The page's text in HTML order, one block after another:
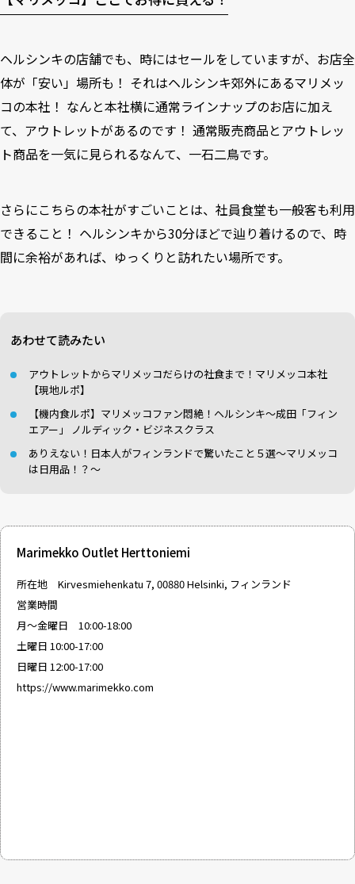
ヘルシンキの店舗でも、時にはセールをしていますが、お店全
体が「安い」場所も！ それはヘルシンキ郊外にあるマリメッ
コの本社 ！ なんと本社横に通常ラインナップのお店に加え
て、アウトレットがあるのです！ 通常販売商品とアウトレッ
ト商品を一気に見られるなんて、一石二鳥です。
さらにこちらの本社がすごいことは、社員食堂も一般客も利用
できること！ ヘルシンキから30分ほどで辿り着けるので、時
間に余裕があれば、ゆっくりと訪れたい場所です。
あわせて読みたい
アウトレットからマリメッコだらけの社食まで！マリメッコ本社
【現地ルポ】
【機内食ルポ】マリメッコファン悶絶！ヘルシンキ〜成田「フィン
エアー」 ノルディック・ビジネスクラス
ありえない！日本人がフィンランドで驚いたこと５選〜マリメッコ
は日用品！？〜
Marimekko Outlet Herttoniemi
所在地 Kirvesmiehenkatu 7, 00880 Helsinki, フィンランド
営業時間
月〜金曜日 10:00-18:00
土曜日 10:00-17:00
日曜日 12:00-17:00
https://www.marimekko.com